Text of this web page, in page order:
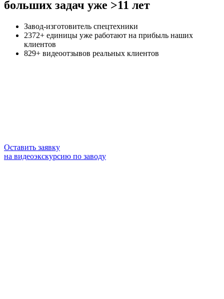
больших задач уже >11 лет
Завод-изготовитель спецтехники
2372+ единицы уже работают на прибыль наших
клиентов
829+ видеоотзывов реальных клиентов
Оставить заявку
на видеоэкскурсию по заводу